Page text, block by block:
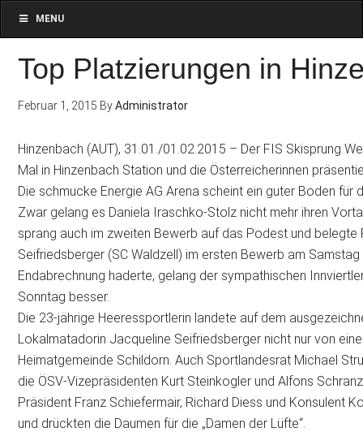
MENU
Top Platzierungen in
Februar 1, 2015 ByAdministrator
Hinzenbach (AUT), 31.01./01.02.2015 – Der FIS Skisprung
Mal in Hinzenbach Station und die Österreicherinnen
Die schmucke Energie AG Arena scheint ein guter Boden für
Zwar gelang es Daniela Iraschko-Stolz nicht mehr ihren
sprang auch im zweiten Bewerb auf das Podest und
Seifriedsberger (SC Waldzell) im ersten Bewerb am
Endabrechnung haderte, gelang der sympathischen
Sonntag besser.
Die 23-jährige Heeressportlerin landete auf dem
Lokalmatadorin Jacqueline Seifriedsberger nicht nur von
Heimatgemeinde Schildorn. Auch Sportlandesrat Michael
die ÖSV-Vizepräsidenten Kurt Steinkogler und Alfons
Präsident Franz Schiefermair, Richard Diess und Konsulent
und drückten die Daumen für die „Damen der Lüfte“.